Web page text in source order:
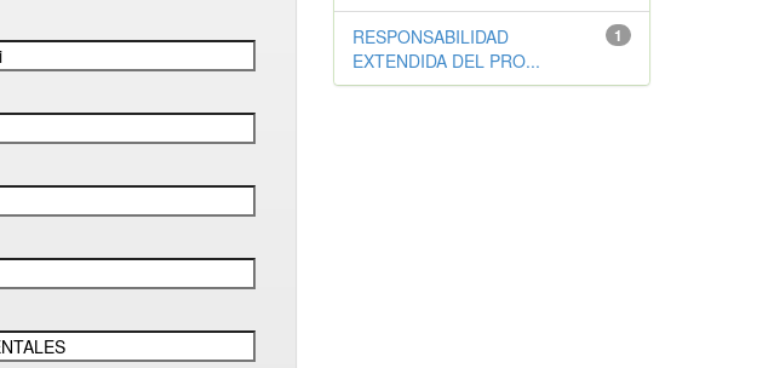
1
RESPONSABILIDAD
EXTENDIDA DEL PRO...